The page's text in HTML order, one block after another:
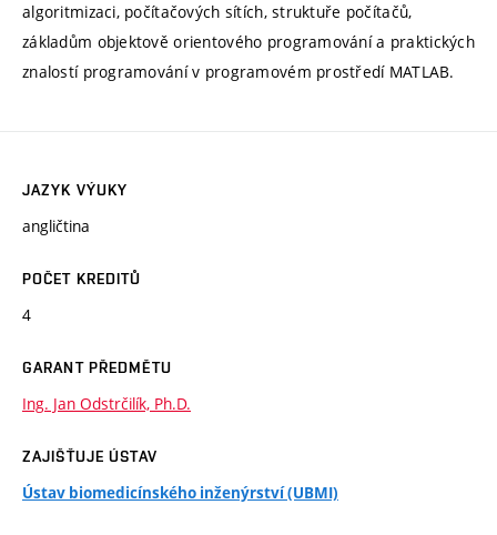
algoritmizaci, počítačových sítích, struktuře počítačů,
základům objektově orientového programování a praktických
znalostí programování v programovém prostředí MATLAB.
JAZYK VÝUKY
angličtina
POČET KREDITŮ
4
GARANT PŘEDMĚTU
Ing. Jan Odstrčilík, Ph.D.
ZAJIŠŤUJE ÚSTAV
Ústav biomedicínského inženýrství (UBMI)